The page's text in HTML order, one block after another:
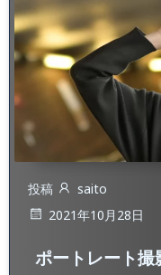
投稿
saito
2021年10月28日
ポートレート